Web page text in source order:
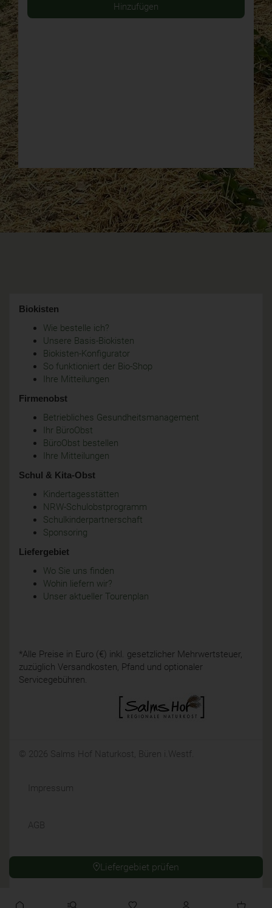
Hinzufügen
Liefergebiet prüfen
Biokisten
Wie bestelle ich?
Unsere Basis-Biokisten
Biokisten-Konfigurator
So funktioniert der Bio-Shop
Ihre Mitteilungen
Firmenobst
Betriebliches Gesundheitsmanagement
Ihr BüroObst
BüroObst bestellen
Ihre Mitteilungen
Schul & Kita-Obst
Kindertagesstätten
NRW-Schulobstprogramm
Schulkinderpartnerschaft
Sponsoring
Liefergebiet
Wo Sie uns finden
Wohin liefern wir?
Unser aktueller Tourenplan
*Alle Preise in Euro (€) inkl. gesetzlicher Mehrwertsteuer,
zuzüglich Versandkosten, Pfand und optionaler
Servicegebühren.
© 2026 Salms Hof Naturkost, Büren i.Westf.
Impressum
AGB
Widerrufsrecht